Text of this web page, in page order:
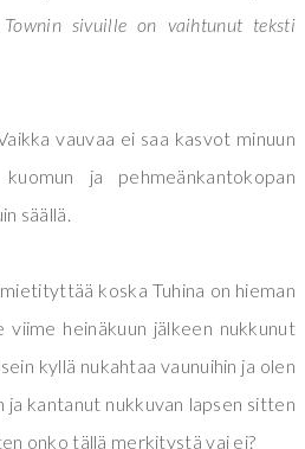
sivuille on vaihtunut teksti
vauvaa ei saa kasvot minuun
ja pehmeänkantokopan
säällä.
koska Tuhina on hieman
heinäkuun jälkeen nukkunut
kyllä nukahtaa vaunuihin ja olen
kantanut nukkuvan lapsen sitten
onko tällä merkitystä vai ei?